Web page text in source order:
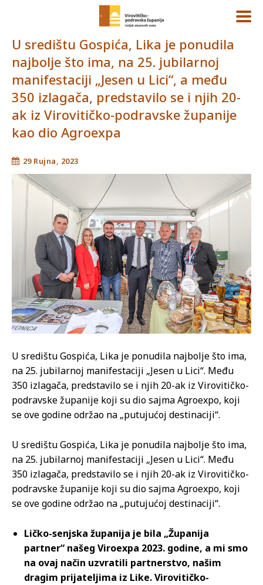
U središtu Gospića, Lika je ponudila
najbolje što ima, na 25. jubilarnoj
manifestaciji „Jesen u Lici“, a među
350 izlagača, predstavilo se i njih 20-
ak iz Virovitičko-podravske županije
kao dio Agroexpa
29 Rujna, 2023
U središtu Gospića, Lika je ponudila najbolje što ima,
na 25. jubilarnoj manifestaciji „Jesen u Lici“. Među
350 izlagača, predstavilo se i njih 20-ak iz Virovitičko-
podravske županije koji su dio sajma Agroexpo, koji
se ove godine održao na „putujućoj destinaciji“.
U središtu Gospića, Lika je ponudila najbolje što ima,
na 25. jubilarnoj manifestaciji „Jesen u Lici“. Među
350 izlagača, predstavilo se i njih 20-ak iz Virovitičko-
podravske županije koji su dio sajma Agroexpo, koji
se ove godine održao na „putujućoj destinaciji“.
Ličko-senjska županija je bila „Županija
partner“ našeg Viroexpa 2023. godine, a mi smo
na ovaj način uzvratili partnerstvo, našim
dragim prijateljima iz Like. Virovitičko-